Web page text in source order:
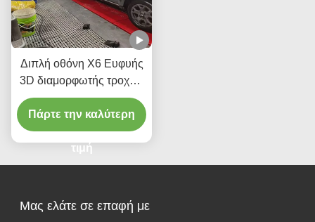
Διπλή οθόνη X6 Ευφυής
3D διαμορφωτής τροχών
με παρακολούθηση σε
πραγματικό χρόνο για
καθολική συμβατότητα
Πάρτε την καλύτερη
τιμή
Μας ελάτε σε επαφή με